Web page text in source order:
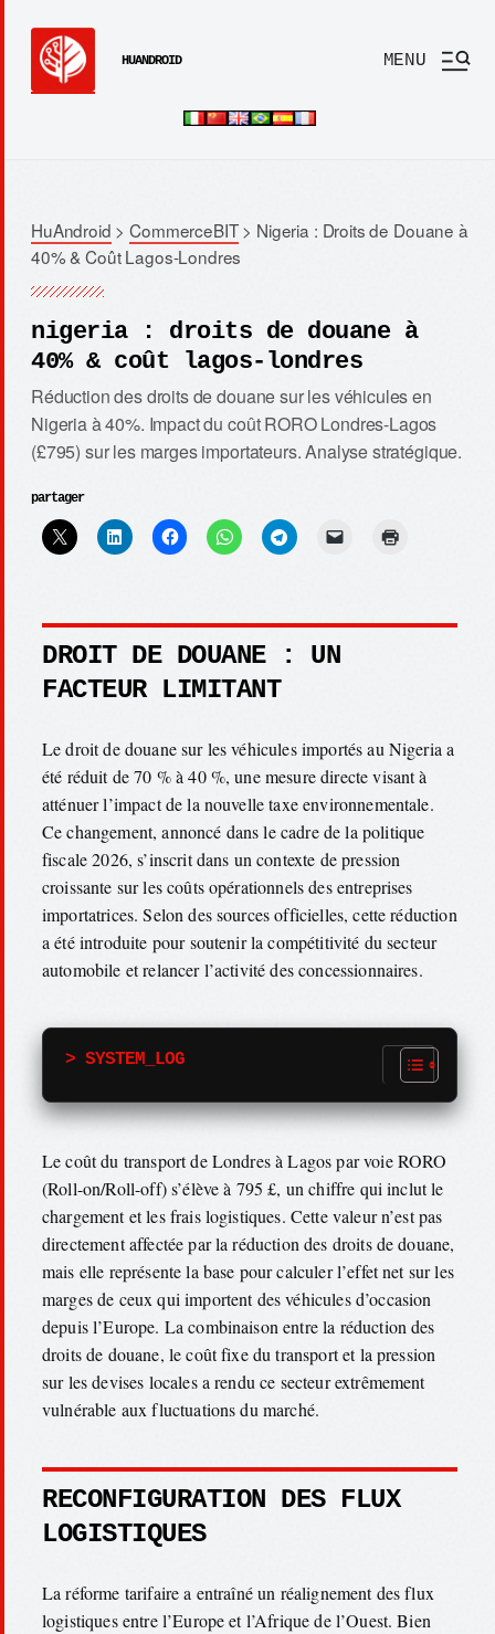
HUANDROID MENU
HuAndroid >CommerceBIT> Nigeria : Droits de Douane à
40% & Coût Lagos-Londres
nigeria : droits de douane à
40% & coût lagos-londres
Réduction des droits de douane sur les véhicules en
Nigeria à 40%. Impact du coût RORO Londres-Lagos
(£795) sur les marges importateurs. Analyse stratégique.
partager
DROIT DE DOUANE : UN
FACTEUR LIMITANT
Le droit de douane sur les véhicules importés au Nigeria a
été réduit de 70 % à 40 %, une mesure directe visant à
atténuer l’impact de la nouvelle taxe environnementale.
Ce changement, annoncé dans le cadre de la politique
fiscale 2026, s’inscrit dans un contexte de pression
croissante sur les coûts opérationnels des entreprises
importatrices. Selon des sources officielles, cette réduction
a été introduite pour soutenir la compétitivité du secteur
automobile et relancer l’activité des concessionnaires.
> SYSTEM_LOG
Le coût du transport de Londres à Lagos par voie RORO
(Roll-on/Roll-off) s’élève à 795 £, un chiffre qui inclut le
chargement et les frais logistiques. Cette valeur n’est pas
directement affectée par la réduction des droits de douane,
mais elle représente la base pour calculer l’effet net sur les
marges de ceux qui importent des véhicules d’occasion
depuis l’Europe. La combinaison entre la réduction des
droits de douane, le coût fixe du transport et la pression
sur les devises locales a rendu ce secteur extrêmement
vulnérable aux fluctuations du marché.
RECONFIGURATION DES FLUX
LOGISTIQUES
La réforme tarifaire a entraîné un réalignement des flux
logistiques entre l’Europe et l’Afrique de l’Ouest. Bien